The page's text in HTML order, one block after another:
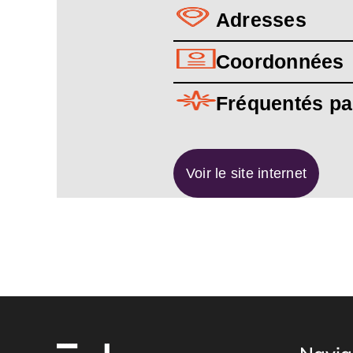
Adresses
Coordonnées
Fréquentés
Voir le site internet